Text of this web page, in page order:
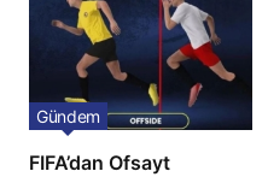
FIFA’dan Ofsayt
Gündem